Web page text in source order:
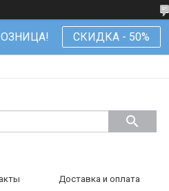
СКИДКА - 50%
Доставка и оплата